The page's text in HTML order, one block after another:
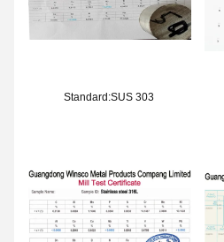
Standard:SUS 303